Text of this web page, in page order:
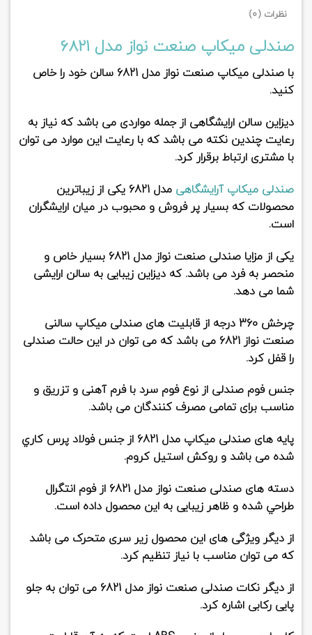
نظرات (0)
صندلی میکاپ صنعت نواز مدل 6821
با صندلی میکاپ صنعت نواز مدل 6821 سالن خود را خاص
کنید.
دیزاین سالن ارایشگاهی از جمله مواردی می باشد که نیاز به
رعایت چندین نکته می باشد که با رعایت این موارد می توان
با مشتری ارتباط برقرار کرد.
صندلی میکاپ آرایشگاهی مدل 6821
یکی از زیباترین
محصولات که بسیار پر فروش و محبوب در میان ارایشگران
است.
یکی از مزایا صندلی صنعت نواز مدل 6821
بسیار خاص و
منحصر به فرد می باشد. که دیزاین زیبایی به سالن ارایشی
شما می دهد.
چرخش 360 درجه از قابلیت های صندلی میکاپ سالنی
صنعت نواز 6821
می باشد که می توان در این حالت صندلی
را قفل کرد.
جنس فوم صندلی از نوعفوم سرد با فرم آهنی و تزریق و
مناسب برای تمامی مصرف کنندگان می باشد.
پايه های صندلی میکاپ مدل 6821 از جنس فولاد پرس کاري
شده می باشد و روکش استيل کروم.
دسته های صندلی صنعت نواز مدل 6821 از فوم انتگرال
طراحي شده و ظاهر زیبایی به این محصول داده است.
از دیگر ویژگی های این محصول زیر سری متحرک می باشد
که می توان مناسب با نیاز تنظیم کرد.
از دیگر نکات صندلی صنعت نواز مدل 6821 می توان به جلو
پایی رکابی اشاره کرد.